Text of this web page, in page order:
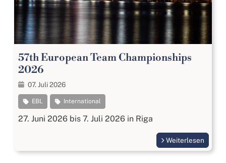
57th European Team Championships
2026
07. Juli 2026
EBL International
27. Juni 2026 bis 7. Juli 2026 in Riga
Weiterlesen